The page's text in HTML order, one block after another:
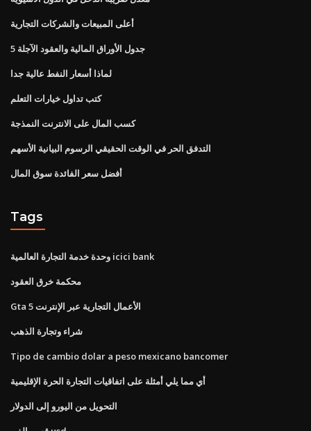
أعلى المبيعات والشركات التجارية
جدول الأوراق المالية والعقود الآجلة 5
لماذا أسعار النفط عالية جدا
كتب تداول خيارات التعلم
كسب المال على الانترنت النمذجة
التدفق الحر في الوقت الحقيقي الرسوم البيانية الأسهم
أفضل سعر الفائدة سوق المال
Tags
وحدة خدمة التجارة العالمية icici bank
محكمة خرق العقود
Gta 5 الأعمال التجارية عبر الإنترنت
شراء وتجارة الذهب
Tipo de cambio dolar a peso mexicano bancomer
أي مما يلي أمثلة على اتفاقيات التجارة الحرة الإقليمية
التحويل من اليورو إلى الدولار